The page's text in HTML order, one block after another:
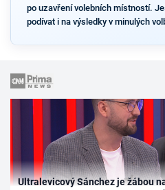
po uzavření volebních místností.
podívat i na výsledky v minulých
Ultralevicový Sánchez je žábou